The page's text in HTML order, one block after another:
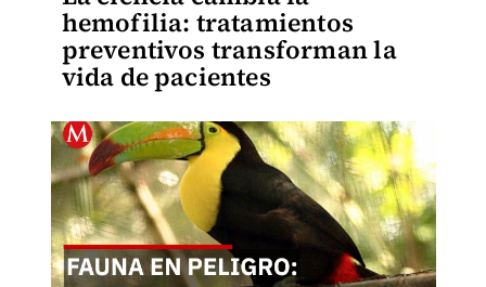
hemofilia: tratamientos
preventivos transforman la
vida de pacientes